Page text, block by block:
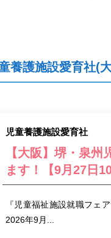
養護施設愛育社(
児童養護施設愛育社
【大阪】堺・泉
ます！【9月27日
『児童福祉施設就職フェ
2026年9月...